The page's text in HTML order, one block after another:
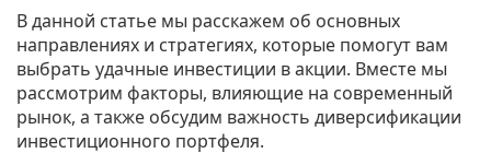
В данной статье мы расскажем об основных
направлениях и стратегиях, которые помогут вам
выбрать удачные инвестиции в акции. Вместе мы
рассмотрим факторы, влияющие на современный
рынок, а также обсудим важность диверсификации
инвестиционного портфеля.